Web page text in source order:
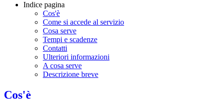
Indice pagina
Cos'è
Come si accede al servizio
Cosa serve
Tempi e scadenze
Contatti
Ulteriori informazioni
A cosa serve
Descrizione breve
Cos'è